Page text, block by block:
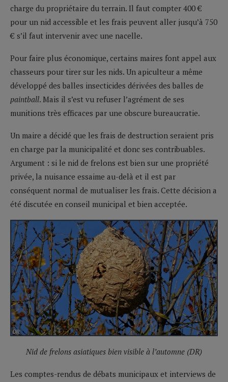
charge du propriétaire du terrain. Il faut compter 400 €
pour un nid accessible et les frais peuvent aller jusqu’à 750
€ s’il faut intervenir avec une nacelle.
Pour faire plus économique, certains maires font appel aux
chasseurs pour tirer sur les nids. Un apiculteur a même
développé des balles insecticides dérivées des balles de
paintball. Mais il s’est vu refuser l’agrément de ses
munitions très efficaces par une obscure bureaucratie.
Un maire a décidé que les frais de destruction seraient pris
en charge par la municipalité et donc ses contribuables.
Argument : si le nid de frelons est bien sur une propriété
privée, la nuisance essaime au-delà et il est par
conséquent normal de mutualiser les frais. Cette décision a
été discutée en conseil municipal et bien acceptée.
Nid de frelons asiatiques bien visible à l’automne (DR)
Les comptes-rendus de débats municipaux et interviews de